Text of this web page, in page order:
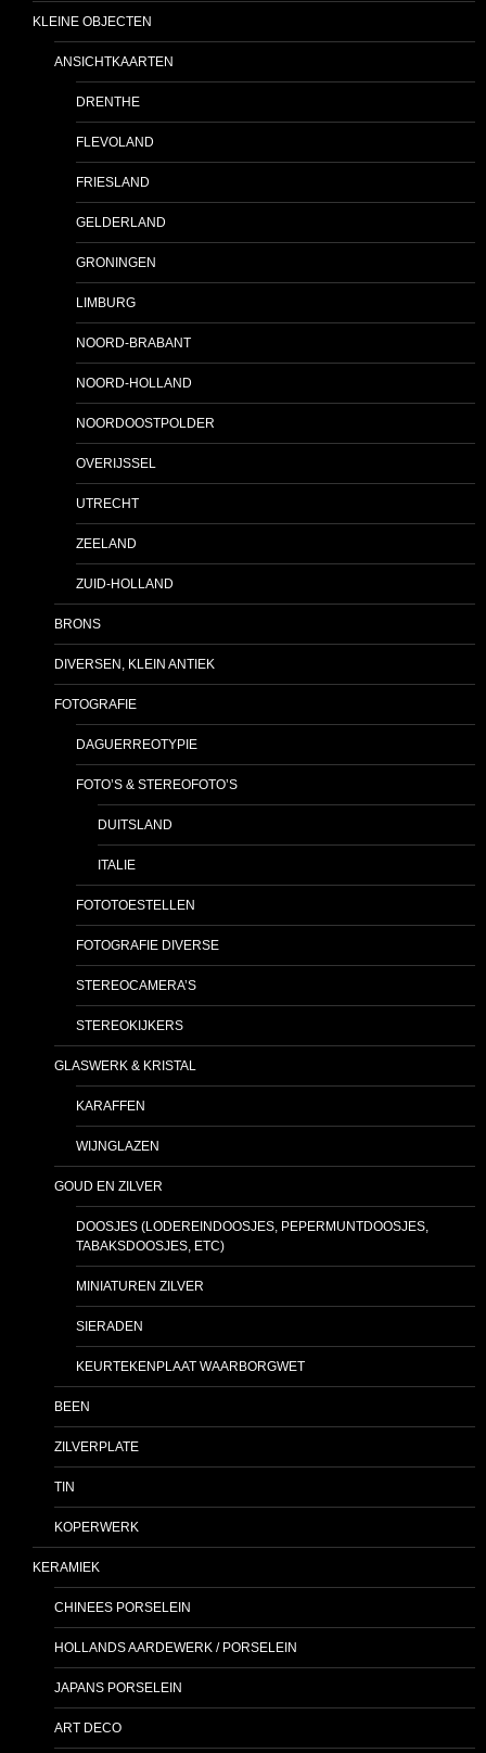
KLEINE OBJECTEN
ANSICHTKAARTEN
DRENTHE
FLEVOLAND
FRIESLAND
GELDERLAND
GRONINGEN
LIMBURG
NOORD-BRABANT
NOORD-HOLLAND
NOORDOOSTPOLDER
OVERIJSSEL
UTRECHT
ZEELAND
ZUID-HOLLAND
BRONS
DIVERSEN, KLEIN ANTIEK
FOTOGRAFIE
DAGUERREOTYPIE
FOTO’S & STEREOFOTO’S
DUITSLAND
ITALIE
FOTOTOESTELLEN
FOTOGRAFIE DIVERSE
STEREOCAMERA’S
STEREOKIJKERS
GLASWERK & KRISTAL
KARAFFEN
WIJNGLAZEN
GOUD EN ZILVER
DOOSJES (LODEREINDOOSJES, PEPERMUNTDOOSJES,
TABAKSDOOSJES, ETC)
MINIATUREN ZILVER
SIERADEN
KEURTEKENPLAAT WAARBORGWET
BEEN
ZILVERPLATE
TIN
KOPERWERK
KERAMIEK
CHINEES PORSELEIN
HOLLANDS AARDEWERK / PORSELEIN
JAPANS PORSELEIN
ART DECO